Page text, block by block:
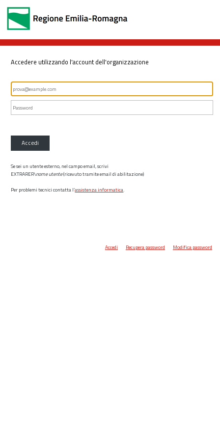
Accedere utilizzando l'account dell'organizzazione
Accedi
Se sei un utente esterno, nel campo email, scrivi
EXTRARER\nome utente(ricevuto tramite email di abilitazione)
Per problemi tecnici contatta l’assistenza informatica.
Accedi Recupera password Modifica password